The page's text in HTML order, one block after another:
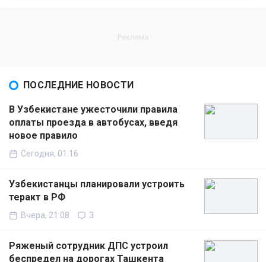
ПОСЛЕДНИЕ НОВОСТИ
В Узбекистане ужесточили правила
оплаты проезда в автобусах, введя
новое правило
Сегодня, 01:16
Узбекистанцы планировали устроить
теракт в РФ
Вчера, 21:08 3
Ряженый сотрудник ДПС устроил
беспредел на дорогах Ташкента